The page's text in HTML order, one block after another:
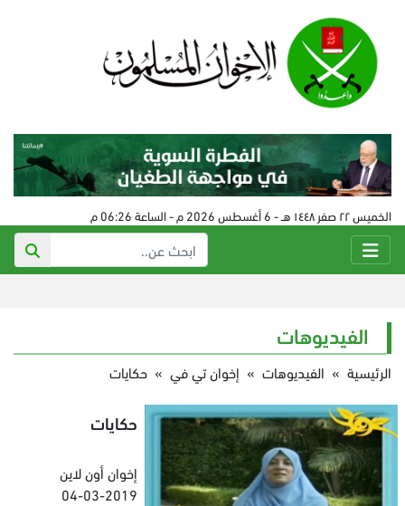
الخميس ٢٢ صفر ١٤٤٨ هـ - 6 أغسطس 2026 م - الساعة 06:26 م
الفيديوهات
الرئيسية » الفيديوهات » إخوان تي في » حكايات
حكايات
إخوان أون لاين
04-03-2019